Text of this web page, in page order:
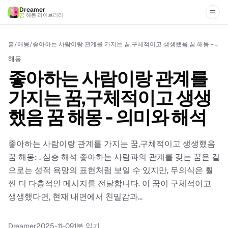
Dreamer
꿈 해몽 라이브러리
홈/해몽/ 좋아하는 사람이랑 관계를 가지는 꿈,구체적이고 생생했음 꿈 해몽 - 의미와 해석
해몽
좋아하는 사람이랑 관계를
가지는 꿈,구체적이고 생생
했음 꿈 해몽 - 의미와 해석
좋아하는 사람이랑 관계를 가지는 꿈,구체적이고 생생했음
꿈 해몽: . 심층 해석 좋아하는 사람과의 관계를 갖는 꿈은 겉
으로는 성적 욕망의 표현처럼 보일 수 있지만, 무의식은 훨
씬 더 다층적인 메시지를 전달합니다. 이 꿈이 구체적이고
생생했다면, 현재 내면에서 친밀감과...
Dreamer2025-11-091분 읽기